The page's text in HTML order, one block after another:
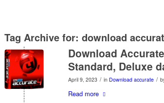
Tag Archive for: download
Download
Standard, Deluxe
April 9, 2023 / in Download accurate /
Read more